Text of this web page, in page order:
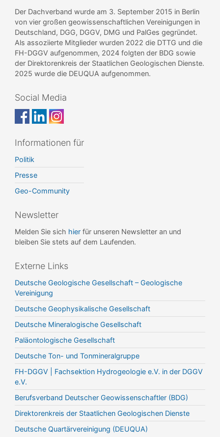
Der Dachverband wurde am 3. September 2015 in Berlin
von vier großen geowissenschaftlichen Vereinigungen in
Deutschland, DGG, DGGV, DMG und PalGes gegründet.
Als assoziierte Mitglieder wurden 2022 die DTTG und die
FH-DGGV aufgenommen, 2024 folgten der BDG sowie
der Direktorenkreis der Staatlichen Geologischen Dienste.
2025 wurde die DEUQUA aufgenommen.
Social Media
Informationen für
Politik
Presse
Geo-Community
Newsletter
Melden Sie sich hier für unseren Newsletter an und
bleiben Sie stets auf dem Laufenden.
Externe Links
Deutsche Geologische Gesellschaft – Geologische
Vereinigung
Deutsche Geophysikalische Gesellschaft
Deutsche Mineralogische Gesellschaft
Paläontologische Gesellschaft
Deutsche Ton- und Tonmineralgruppe
FH-DGGV | Fachsektion Hydrogeologie e.V. in der DGGV
e.V.
Berufsverband Deutscher Geowissenschaftler (BDG)
Direktorenkreis der Staatlichen Geologischen Dienste
Deutsche Quartärvereinigung (DEUQUA)